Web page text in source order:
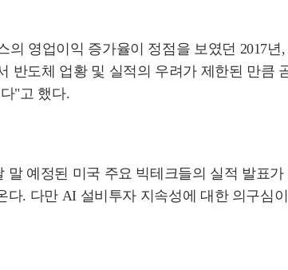
영업이익 증가율이 정점을 보였던 2017
도체 업황 및 실적의 우려가 제한된 만큼
"고 했다.
예정된 미국 주요 빅테크들의 실적 발표
. 다만 AI 설비투자 지속성에 대한 의구심